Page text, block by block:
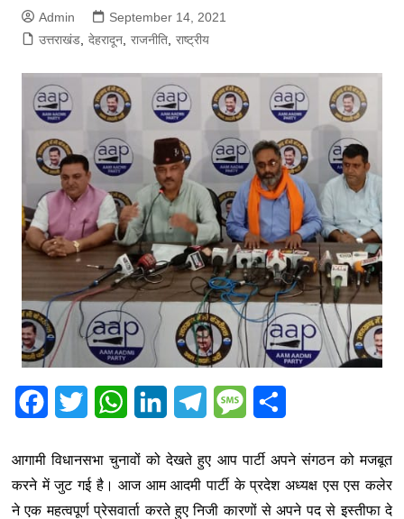
Admin
September 14, 2021
उत्तराखंड, देहरादून, राजनीति, राष्ट्रीय
c
i
t
W
a
n
k
l
e
s
s
a
आगामी विधानसभा चुनावों को देखते हुए आप पार्टी अपने संगठन को मजबूत
करने में जुट गई है। आज आम आदमी पार्टी के प्रदेश अध्यक्ष एस एस कलेर
ने एक महत्वपूर्ण प्रेसवार्ता करते हुए निजी कारणों से अपने पद से इस्तीफा दे